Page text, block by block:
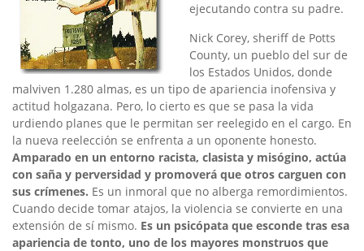
ejecutando contra su padre.
Nick Corey, sheriff de Potts
County, un pueblo del sur de
los Estados Unidos, donde
malviven 1.280 almas, es un tipo de apariencia inofensiva y
actitud holgazana. Pero, lo cierto es que se pasa la vida
urdiendo planes que le permitan ser reelegido en el cargo. En
la nueva reelección se enfrenta a un oponente honesto.
Amparado en un entorno racista, clasista y misógino, actúa
con saña y perversidad y promoverá que otros carguen con
sus crímenes. Es un inmoral que no alberga remordimientos.
Cuando decide tomar atajos, la violencia se convierte en una
extensión de sí mismo. Es un psicópata que esconde tras esa
apariencia de tonto, uno de los mayores monstruos que